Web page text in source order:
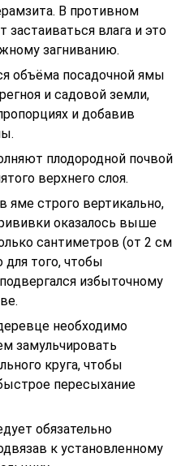
В противном
застаиваться влага и это
загниванию.
объёма посадочной ямы
и садовой земли,
и добавив
плодородной почвой
верхнего слоя.
строго вертикально,
оказалось выше
сантиметров (от 2 см
того, чтобы
избыточному
необходимо
замульчировать
круга, чтобы
пересыхание
обязательно
к установленному